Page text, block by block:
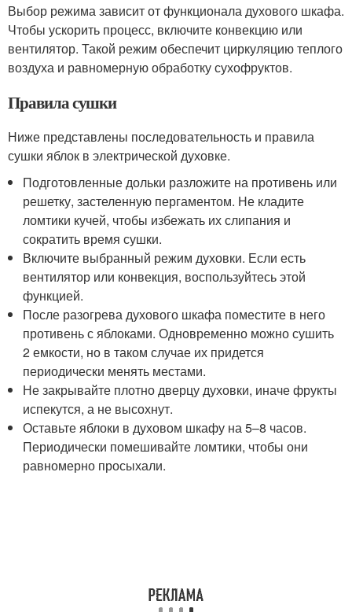
Выбор режима зависит от функционала духового шкафа.
Чтобы ускорить процесс, включите конвекцию или
вентилятор. Такой режим обеспечит циркуляцию теплого
воздуха и равномерную обработку сухофруктов.
Правила сушки
Ниже представлены последовательность и правила
сушки яблок в электрической духовке.
Подготовленные дольки разложите на противень или
решетку, застеленную пергаментом. Не кладите
ломтики кучей, чтобы избежать их слипания и
сократить время сушки.
Включите выбранный режим духовки. Если есть
вентилятор или конвекция, воспользуйтесь этой
функцией.
После разогрева духового шкафа поместите в него
противень с яблоками. Одновременно можно сушить
2 емкости, но в таком случае их придется
периодически менять местами.
Не закрывайте плотно дверцу духовки, иначе фрукты
испекутся, а не высохнут.
Оставьте яблоки в духовом шкафу на 5–8 часов.
Периодически помешивайте ломтики, чтобы они
равномерно просыхали.